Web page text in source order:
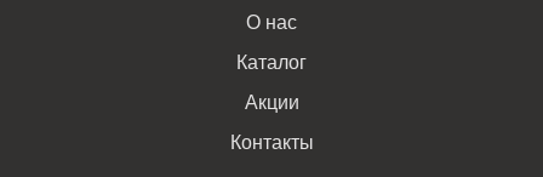
О нас
Каталог
Акции
Контакты